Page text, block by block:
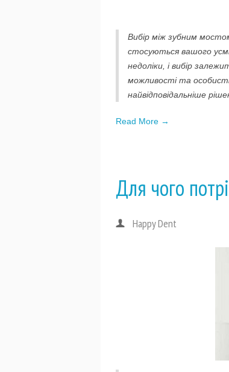
Вибір між зубним
стосуються вашого
недоліки, і вибір
можливості та
найвідповідальніше
Read More →
Для чого
Happy Dent